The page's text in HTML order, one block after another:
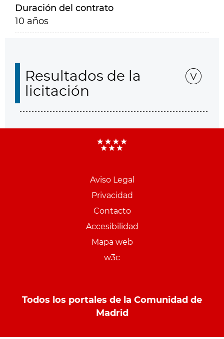
Duración del contrato
10 años
Resultados de la
licitación
Aviso Legal
Privacidad
Contacto
Accesibilidad
Mapa web
w3c
Todos los portales de la Comunidad de
Madrid